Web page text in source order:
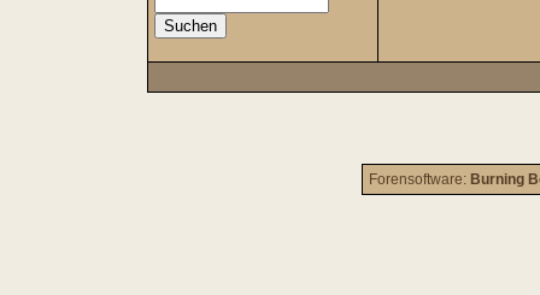
Forensoftware: Burning